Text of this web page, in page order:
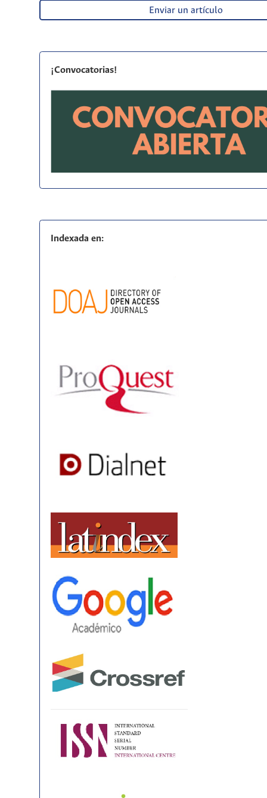
Enviar un artículo
¡Convocatorias!
Indexada en: